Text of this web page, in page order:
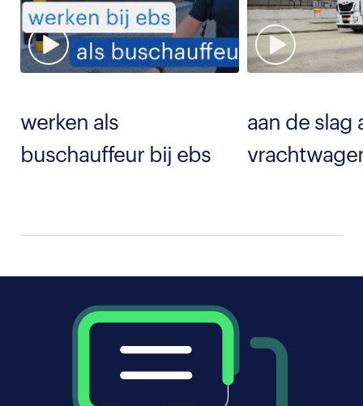
werken als
buschauffeur bij ebs
aan de slag